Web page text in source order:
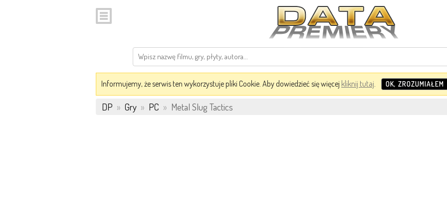
Informujemy, że serwis ten wykorzystuje pliki Cookie. Aby dowiedzieć się więcej kliknij tutaj. OK, ZROZUMIAŁEM
DP » Gry » PC » Metal Slug Tactics